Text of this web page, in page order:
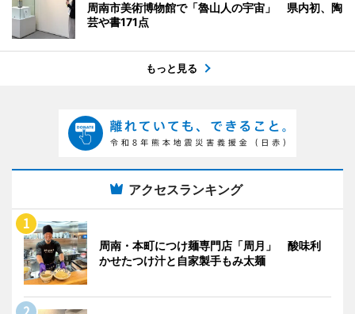
周南市美術博物館で「魯山人の宇宙」 県内初、陶
芸や書171点
もっと見る
アクセスランキング
周南・本町につけ麺専門店「周月」 酸味利
かせたつけ汁と自家製手もみ太麺